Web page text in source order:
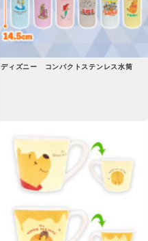
ディズニー コンパクトステンレス水筒